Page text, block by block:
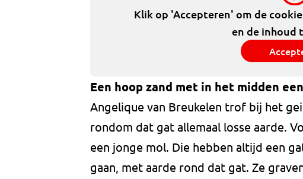
Klik op 'Accepteren' om de
en de inhoud
Een hoop zand met in het midden
Angelique van Breukelen trof bij het
rondom dat gat allemaal losse aarde.
een jonge mol. Die hebben altijd een
gaan, met aarde rond dat gat. Ze